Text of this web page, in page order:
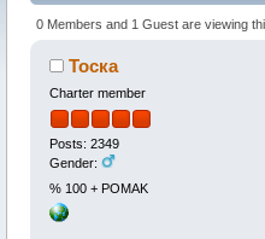
0 Members and 1 Guest are viewing
Тоска
Charter member
Posts: 2349
Gender:
% 100 + POMAK